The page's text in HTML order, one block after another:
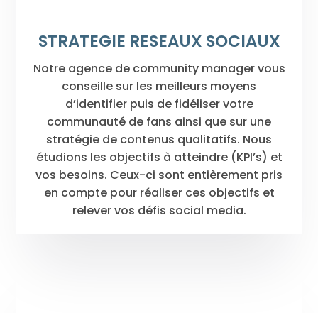
STRATEGIE RESEAUX SOCIAUX
Notre agence de community manager vous
conseille sur les meilleurs moyens
d’identifier puis de fidéliser votre
communauté de fans ainsi que sur une
stratégie de contenus qualitatifs. Nous
étudions les objectifs à atteindre (KPI’s) et
vos besoins. Ceux-ci sont entièrement pris
en compte pour réaliser ces objectifs et
relever vos défis social media.